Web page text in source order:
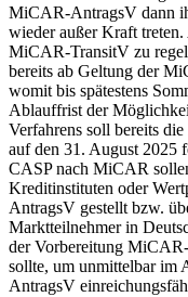
MiCAR-AntragsV dann
wieder außer Kraft
MiCAR-TransitV zu
bereits ab Geltung der
womit bis spätestens
Ablauffrist der
Verfahrens soll bereits
auf den 31. August 2025
CASP nach MiCAR
Kreditinstituten oder
AntragsV gestellt bzw.
Marktteilnehmer in
der Vorbereitung
sollte, um unmittelbar im
AntragsV